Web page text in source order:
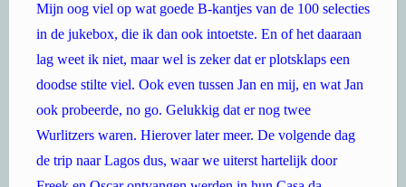
Mijn oog viel op wat goede B-kantjes van de 100 selecties
in de jukebox, die ik dan ook intoetste. En of het daaraan
lag weet ik niet, maar wel is zeker dat er plotsklaps een
doodse stilte viel. Ook even tussen Jan en mij, en wat Jan
ook probeerde, no go. Gelukkig dat er nog twee
Wurlitzers waren. Hierover later meer. De volgende dag
de trip naar Lagos dus, waar we uiterst hartelijk door